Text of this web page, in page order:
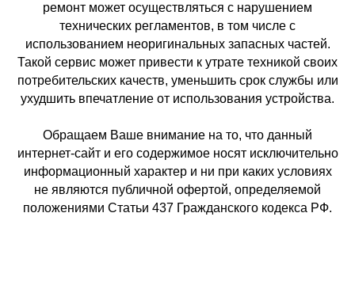
ремонт может осуществляться с нарушением
технических регламентов, в том числе с
использованием неоригинальных запасных частей.
Такой сервис может привести к утрате техникой своих
потребительских качеств, уменьшить срок службы или
ухудшить впечатление от использования устройства.
Обращаем Ваше внимание на то, что данный
интернет-сайт и его содержимое носят исключительно
информационный характер и ни при каких условиях
не являются публичной офертой, определяемой
положениями Статьи 437 Гражданского кодекса РФ.